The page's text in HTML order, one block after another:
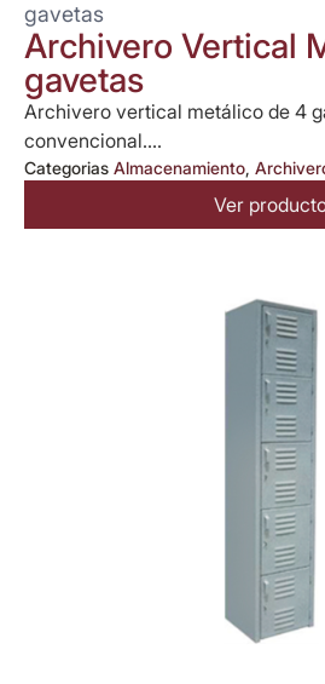
gavetas
Archivero Vertical
gavetas
Archivero vertical metálico de 4
convencional....
Categorias Almacenamiento,
Ver